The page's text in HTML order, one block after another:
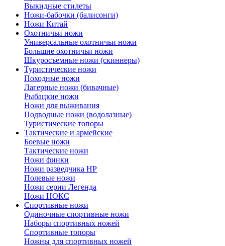
Выкидные стилеты
Ножи-бабочки (балисонги)
Ножи Китай
Охотничьи ножи
Универсальные охотничьи ножи
Большие охотничьи ножи
Шкуросъемные ножи (скиннеры)
Туристические ножи
Походные ножи
Лагерные ножи (бивачные)
Рыбацкие ножи
Ножи для выживания
Подводные ножи (водолазные)
Туристические топоры
Тактические и армейские
Боевые ножи
Тактические ножи
Ножи финки
Ножи разведчика НР
Полевые ножи
Ножи серии Легенда
Ножи НОКС
Спортивные ножи
Одиночные спортивные ножи
Наборы спортивных ножей
Спортивные топоры
Ножны для спортивных ножей